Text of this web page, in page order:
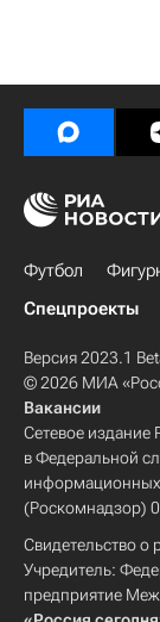
Футбол
Спецпроекты
Версия 2023.1
© 2026 МИА
Вакансии
Сетевое издание
в Федеральной
информационных
(Роскомнадзор)
Свидетельство
Учредитель:
предприятие